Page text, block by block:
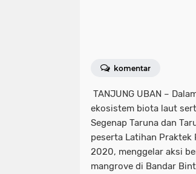
komentar
TANJUNG UBAN –
ekosistem biota laut
Segenap Taruna dan
peserta Latihan Praktek
2020, menggelar aksi
mangrove di Bandar